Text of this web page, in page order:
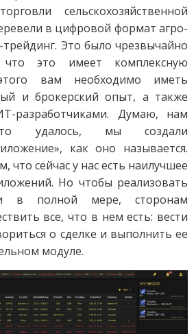
сельскохозяйственной
в цифровой формат агро-
трейдинг. Это было чрезвычайно
это имеет комплексную
вам необходимо иметь
и брокерский опыт, а также
разработчиками. Думаю, нам
удалось, мы создали
как оно называется.
что сейчас у нас есть наилучшее
Но чтобы реализовать
в полной мере, сторонам
все, что в нем есть: вести
о сделке и выполнить ее
модуле.